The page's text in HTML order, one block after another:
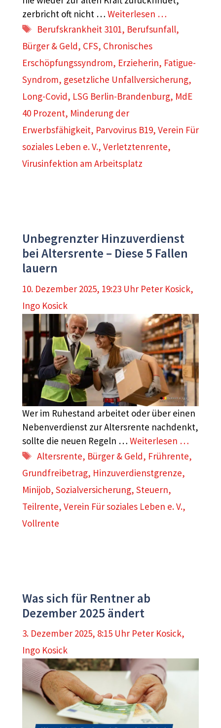
zerbricht oft nicht … Weiterlesen …
Schlagwörter
Berufskrankheit 3101, Berufsunfall,
Bürger & Geld, CFS, Chronisches
Erschöpfungssyndrom, Erzieherin, Fatigue-
Syndrom, gesetzliche Unfallversicherung,
Long-Covid, LSG Berlin-Brandenburg, MdE
40 Prozent, Minderung der
Erwerbsfähigkeit, Parvovirus B19, Verein Für
soziales Leben e. V., Verletztenrente,
Virusinfektion am Arbeitsplatz
Unbegrenzter Hinzuverdienst
bei Altersrente – Diese 5 Fallen
lauern
10. Dezember 2025, 19:23 Uhr Peter Kosick,
Ingo Kosick
Wer im Ruhestand arbeitet oder über einen
Nebenverdienst zur Altersrente nachdenkt,
sollte die neuen Regeln … Weiterlesen …
Schlagwörter
Altersrente, Bürger & Geld, Frührente,
Grundfreibetrag, Hinzuverdienstgrenze,
Minijob, Sozialversicherung, Steuern,
Teilrente, Verein Für soziales Leben e. V.,
Vollrente
Was sich für Rentner ab
Dezember 2025 ändert
3. Dezember 2025, 8:15 Uhr Peter Kosick,
Ingo Kosick